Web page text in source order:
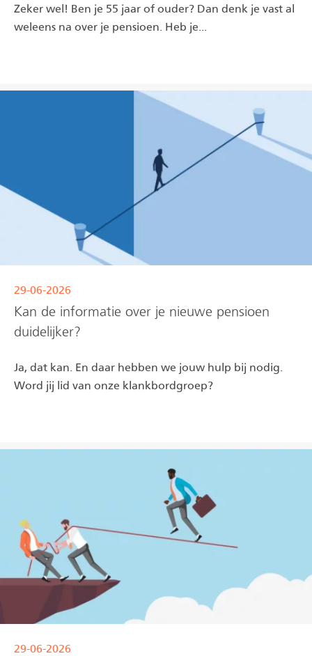
Zeker wel! Ben je 55 jaar of ouder? Dan denk je vast al
weleens na over je pensioen. Heb je...
Kan de informatie over je nieuwe pensioen
duidelijker?
29-06-2026
Ja, dat kan. En daar hebben we jouw hulp bij nodig.
Word jij lid van onze klankbordgroep?
29-06-2026